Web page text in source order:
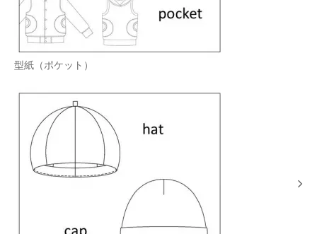
型紙（ポケット）